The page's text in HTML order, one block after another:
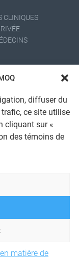
diffuser du
ce site utilise
cliquant sur «
des témoins de
matière de
CLINIQUES
inc.